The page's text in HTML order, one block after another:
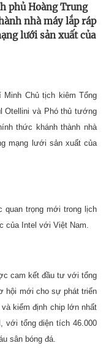
phủ Hoàng Trung
nhà máy lắp ráp
lưới sản xuất của
Minh Chủ tịch kiêm Tổng
Otellini và Phó thủ tướng
thức khánh thành nhà
mạng lưới sản xuất của
quan trọng mới trong lịch
của Intel với Việt Nam.
cam kết đầu tư với tổng
hội mới cho sự phát triển
kiểm định chip lớn nhất
với tổng diện tích 46.000
sân bóng đá.